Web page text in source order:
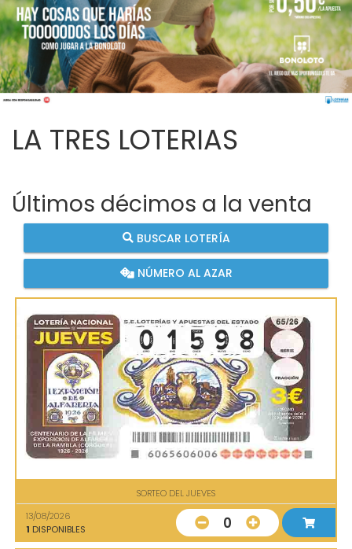
LA TRES LOTERIAS
Últimos décimos a la venta
BUSCAR LOTERÍA
NÚMERO AL AZAR
SORTEO DEL JUEVES
13/08/2026
1 DISPONIBLES 0